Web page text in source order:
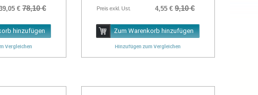
€ 78,10 €
hinzufügen
Vergleichen
Preis exkl. Ust. 4,55 € 9,10 €
Zum Warenkorb hinzufügen
Hinzufügen zum Vergleichen